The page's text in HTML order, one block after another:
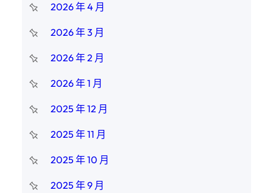
2026 年 4 月
2026 年 3 月
2026 年 2 月
2026 年 1 月
2025 年 12 月
2025 年 11 月
2025 年 10 月
2025 年 9 月